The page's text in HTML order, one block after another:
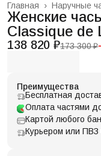
Наручные
Главная ›
Женские
Classique de
138 820 ₽173 300 ₽
Преимущества
Бесплатная
Оплата частями
Картой любого
Курьером или